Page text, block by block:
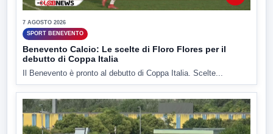
7 AGOSTO 2026
SPORT BENEVENTO
Benevento Calcio: Le scelte di Floro Flores per il
debutto di Coppa Italia
Il Benevento è pronto al debutto di Coppa Italia. Scelte...